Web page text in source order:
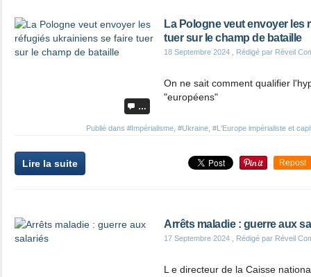
…
La Pologne veut envoyer les
tuer sur le champ de bataille
18 Septembre 2024 , Rédigé par Réveil
Publié dans #Impérialisme #Ukraine #L'Europe impérialiste et
On ne sait comment qualifier
"européens"
Lire la suite Repost
Arrêts maladie : guerre aux
17 Septembre 2024 , Rédigé par Réveil
L e directeur de la Caisse